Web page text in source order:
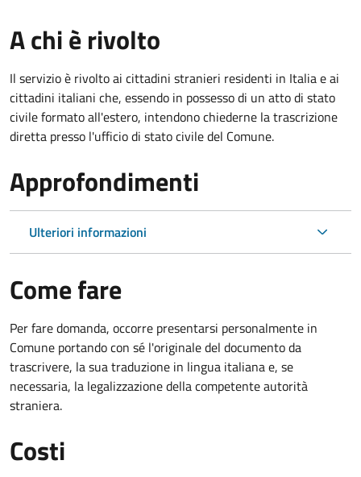
A chi è rivolto
Il servizio è rivolto ai cittadini stranieri residenti in Italia e ai
cittadini italiani che, essendo in possesso di un atto di stato
civile formato all'estero, intendono chiederne la trascrizione
diretta presso l'ufficio di stato civile del Comune.
Approfondimenti
Ulteriori informazioni
Come fare
Per fare domanda, occorre presentarsi personalmente in
Comune portando con sé l'originale del documento da
trascrivere, la sua traduzione in lingua italiana e, se
necessaria, la legalizzazione della competente autorità
straniera.
Costi